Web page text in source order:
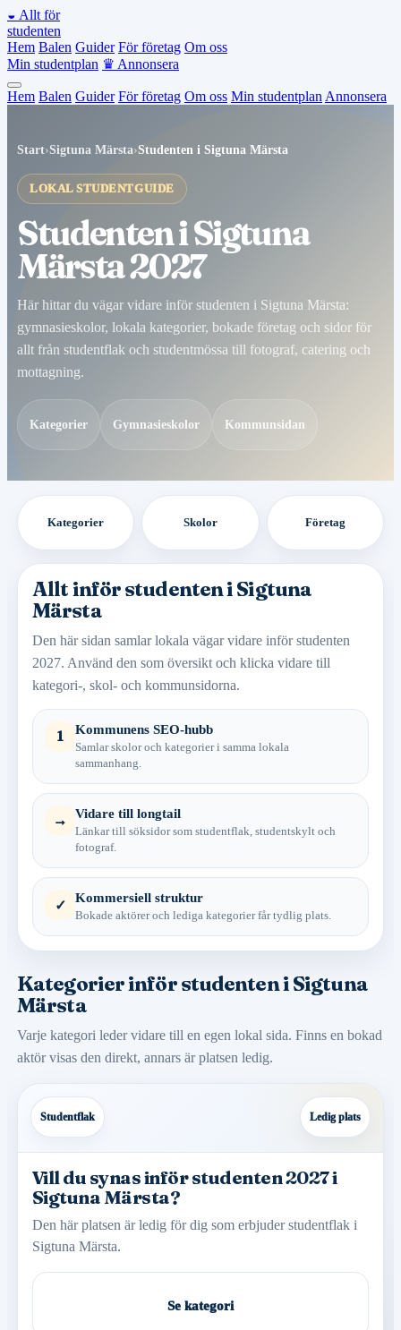
◒ Allt för
studenten
Hem Balen Guider För företag Om oss
Min studentplan ♛ Annonsera
Hem Balen Guider För företag Om oss Min studentplan Annonsera
Start›Sigtuna Märsta›Studenten i Sigtuna Märsta
LOKAL STUDENTGUIDE
Studenten i Sigtuna
Märsta 2027
Här hittar du vägar vidare inför studenten i Sigtuna Märsta:
gymnasieskolor, lokala kategorier, bokade företag och sidor för
allt från studentflak och studentmössa till fotograf, catering och
mottagning.
Kategorier Gymnasieskolor Kommunsidan
Kategorier Skolor Företag
Allt inför studenten i Sigtuna
Märsta
Den här sidan samlar lokala vägar vidare inför studenten
2027. Använd den som översikt och klicka vidare till
kategori-, skol- och kommunsidorna.
1 Kommunens SEO-hubb
Samlar skolor och kategorier i samma lokala
sammanhang.
→ Vidare till longtail
Länkar till söksidor som studentflak, studentskylt och
fotograf.
✓ Kommersiell struktur
Bokade aktörer och lediga kategorier får tydlig plats.
Kategorier inför studenten i Sigtuna
Märsta
Varje kategori leder vidare till en egen lokal sida. Finns en bokad
aktör visas den direkt, annars är platsen ledig.
Studentflak Ledig plats
Vill du synas inför studenten 2027 i
Sigtuna Märsta?
Den här platsen är ledig för dig som erbjuder studentflak i
Sigtuna Märsta.
Se kategori